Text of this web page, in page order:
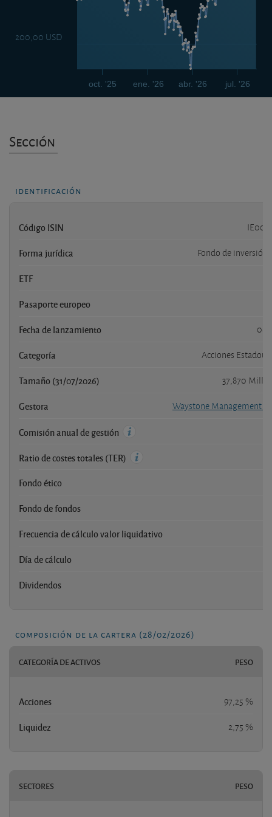
ene. '26 jul. '26
oct. '25 abr. '26
200,00 USD
Sección
identificación
Código ISIN
Forma jurídica Fondo de inversión
ETF
Pasaporte europeo
Fecha de lanzamiento 08/
Categoría Acciones
Tamaño (31/07/2026) 37,870
Gestora Waystone Management
Comisión anual de gestión
Ratio de costes totales (TER)
Fondo ético
Fondo de fondos
Frecuencia de cálculo valor liquidativo
Día de cálculo
Dividendos
composición de la cartera (28/02/2026)
CATEGORÍA DE ACTIVOS PESO
Acciones 97,25 %
Liquidez 2,75 %
SECTORES PESO